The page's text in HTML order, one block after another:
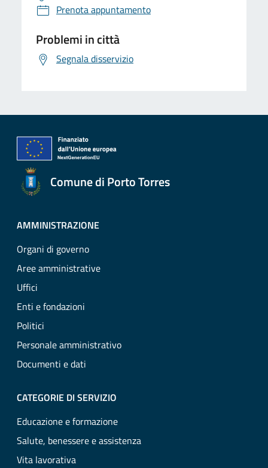
Prenota appuntamento
Problemi in città
Segnala disservizio
Comune di Porto Torres
AMMINISTRAZIONE
Organi di governo
Aree amministrative
Uffici
Enti e fondazioni
Politici
Personale amministrativo
Documenti e dati
CATEGORIE DI SERVIZIO
Educazione e formazione
Salute, benessere e assistenza
Vita lavorativa